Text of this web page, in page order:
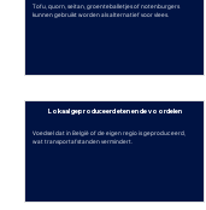
Tofu, quorn, seitan, groenteballetjes of notenburgers
kunnen gebruikt worden als alternatief voor vlees.
Lokaal geproduceerd eten en de voordelen
Voedsel dat in België of de eigen regio is geproduceerd,
wat transportafstanden vermindert.